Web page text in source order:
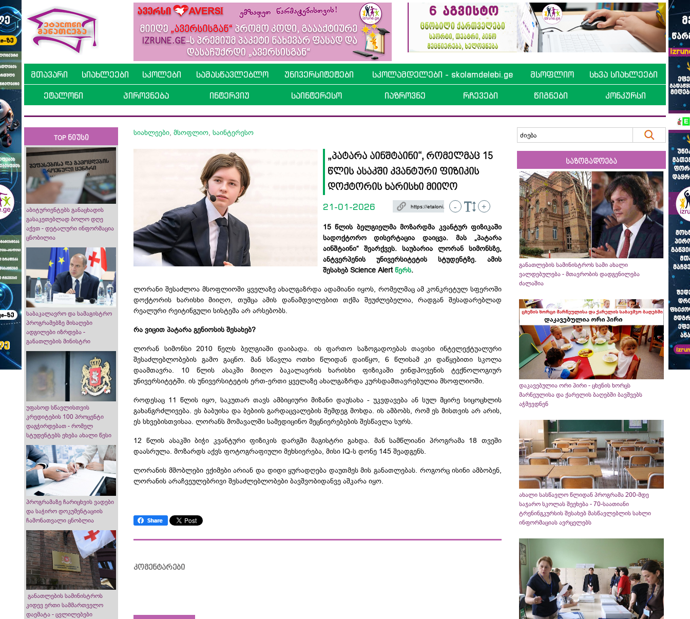
მთავარი სიახლეები სკოლები სამასწავლებლო უნივერსიტეტები სკოლამდელები - skolamdelebi.ge მსოფლიო სხვა სიახლეები
ეტალონი პიროვნება ინტერვიუ საინტერესო იაზროვნე რჩევები წიგნები კონკურსი
TOP ნიუსი
აბიტურიენტებს განაცხადის
გასაკეთებლად ბოლო დღე
აქვთ - დეტალური ინფორმაცია
ცნობილია
საბაკალავრო და სამაგისტრო
პროგრამებზე მისაღები
ადგილები იზრდება -
განათლების მინისტრი
უფასოდ სწავლისთვის
კრედიტების 100 პროცენტი
დაგჭირდებათ - რომელ
სტუდენტებს ეხება ახალი წესი
პროგრამაზე ჩარიცხვის ვადები
და საჭირო დოკუმენტაციის
ჩამონათვალი ცნობლია
განათლების სამინისტროს
კიდევ ერთი სამმართველო
დაემატა - ცვლილებები
სიახლეები ,მსოფლიო ,საინტერესო
„პატარა აინშტაინი“, რომელმაც 15
წლის ასაკში კვანტური ფიზიკის
დოქტორის ხარისხი მიიღო
21-01-2026 - +
15 წლის ბელგიელმა მოზარდმა კვანტურფიზიკაში
სადოქტორო დისერტაცია დაიცვა. მას „პატარა
აინშტაინი“ შეარქვეს. საუბარია ლორან სიმონსზე,
ანტვერპენის უნივერსიტეტის სტუდენტზე. ამის
შესახებ Science Alertწერს.
ლორანი შესაძლოა მსოფლიოში ყველაზე ახალგაზრდა ადამიანი იყოს, რომელმაც ამ კონკრეტულ სფეროში
დოქტორის ხარისხი მიიღო, თუმცა ამის დანამდვილებით თქმა შეუძლებელია, რადგან შესადარებლად
რეალური რეიტინგული სისტემა არ არსებობს.
რა ვიცით პატარა გენიოსის შესახებ?
ლორან სიმონსი 2010 წელს ბელგიაში დაიბადა. ის ფართო საზოგადოებას თავისი ინტელექტუალური
შესაძლებლობების გამო გაცნო.
მან სწავლა ოთხი წლიდან დაიწყო, 6 წლისამ კი დაწყებითი სკოლა
დაამთავრა. 10 წლის ასაკში მიიღო ბაკალავრის ხარისხი ფიზიკაში ეინდჰოვენის ტექნოლოგიურ
უნივერსიტეტში. ის უნივერსიტეტის ერთ-ერთი ყველაზე ახალგაზრდა კურსდამთავრებულია მსოფლიოში.
როდესაც 11 წლის იყო, საკუთარ თავს ამბიციური მიზანი დაუსახა - უკვდავება ან სულ მცირე სიცოცხლის
გახანგრძლივება. ეს ბაბუისა და ბებიის გარდაცვალების შემდეგ მოხდა. ის ამბობს, რომ ეს მისთვის არ არის,
ესსხვებისთვისაა . ლორანს მომავალში სამედიცინო მეცნიერებების შესწავლა სურს.
12 წლის ასაკში ბიჭი კვანტური ფიზიკის დარგში მაგისტრი გახდა. მან სამწლიანი პროგრამა 18 თვეში
დაასრულა. მოზარდს აქვს ფოტოგრაფიული მეხსიერება, მისი IQ-ს დონე 145 შეადგენს.
ლორანის მშობლები ექიმები არიან და დიდი ყურადღება დაუთმეს მის განათლებას. როგორც ისინი ამბობენ,
ლორანის არაჩვეულებრივი შესაძლებლობები ბავშვობიდანვე აშკარა იყო.
კომენტარები
საზოგადოება
განათლების სამინისტროს სამი ახალი
ვალდებულება - მთავრობის დადგენილება
ძალაშია
დაკავებულია ორი პირი - ცხენის ხორცს
მარნეულისა და ქარელის ბაღებში ბავშვებს
აჭმევდნენ
ახალი სასწავლო წლიდან პროგრამა 200-მდე
საჯარო სკოლას შეეხება - 70-საათიანი
ტრენინგკურსის შესახებ მასწავლებლის სახლი
ინფორმაციას ავრცელებს